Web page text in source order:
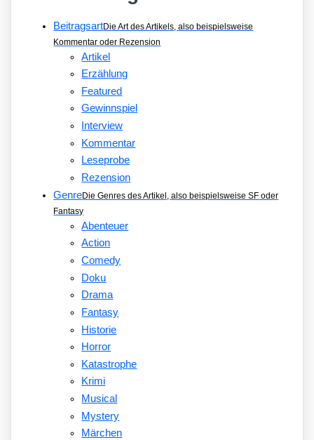
BeitragsartDie Art des Artikels, also beispielsweise
Kommentar oder Rezension
Artikel
Erzählung
Featured
Gewinnspiel
Interview
Kommentar
Leseprobe
Rezension
GenreDie Genres des Artikel, also beispielsweise SF oder
Fantasy
Abenteuer
Action
Comedy
Doku
Drama
Fantasy
Historie
Horror
Katastrophe
Krimi
Musical
Mystery
Märchen